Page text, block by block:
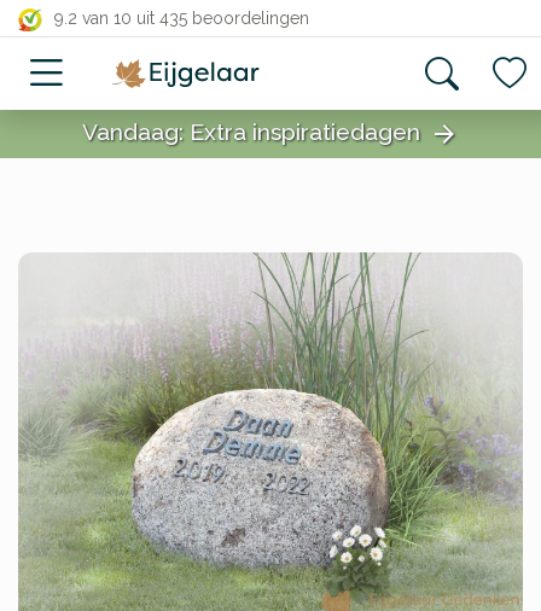
9.2 van 10 uit 435 beoordelingen
close
Vandaag: Extra inspiratiedagen arrow_forward